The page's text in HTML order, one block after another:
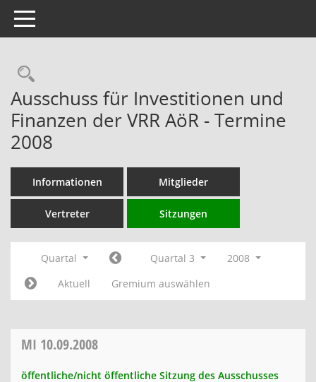
Toggle navigation
Rechercheauswahl
Ausschuss für Investitionen und
Finanzen der VRR AöR - Termine
2008
Informationen Mitglieder
Vertreter Sitzungen
Quartal Quartal 3
2008
Aktuell
Gremium auswählen
MI 10.09.2008
öffentliche/nicht öffentliche Sitzung des Ausschusses